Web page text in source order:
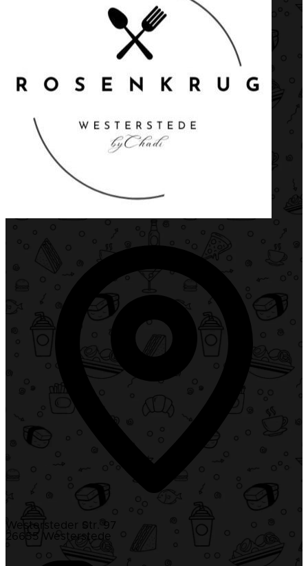
Westersteder Str. 97
26655 Westerstede